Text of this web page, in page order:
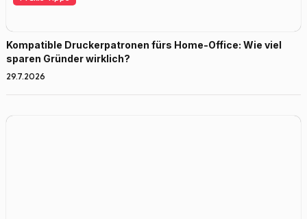
Kompatible Druckerpatronen fürs Home-Office: Wie viel
sparen Gründer wirklich?
29.7.2026